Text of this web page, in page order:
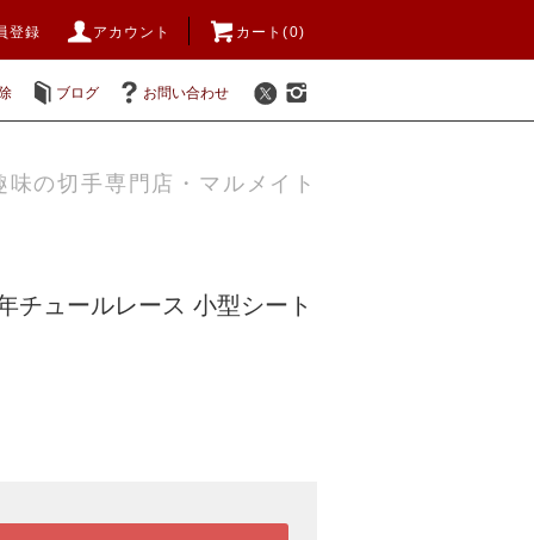
登録 アカウント カート(0)
ブログ お問い合わせ
味の切手専門店・マルメイト
チュールレース 小型シート